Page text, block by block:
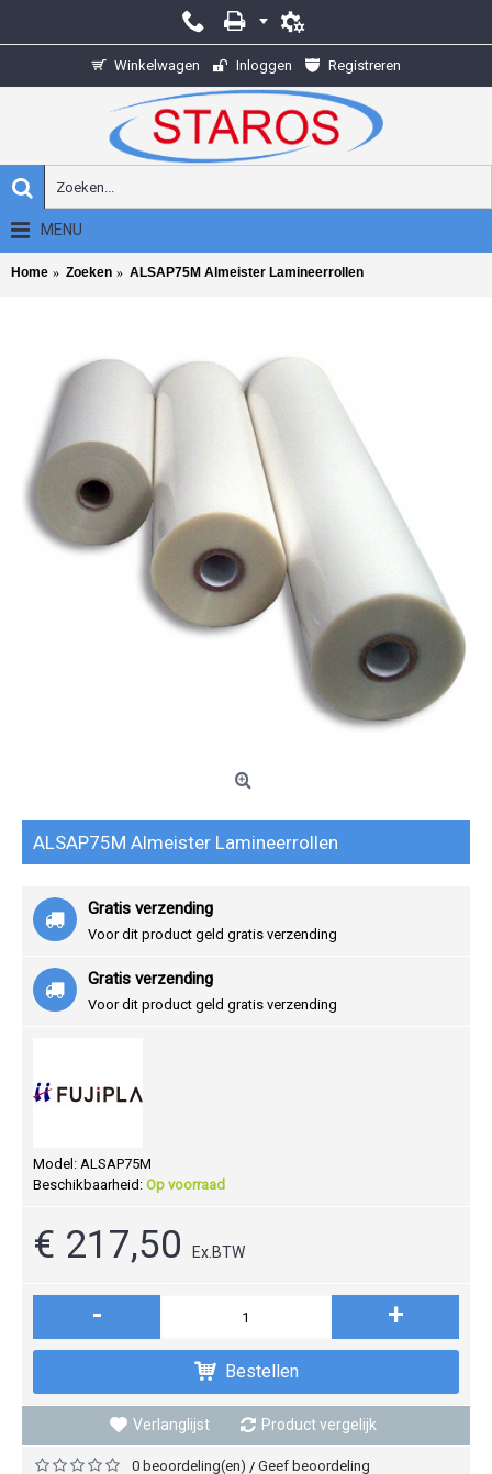
Winkelwagen Inloggen Registreren
MENU
Home Zoeken ALSAP75M Almeister Lamineerrollen
ALSAP75M Almeister Lamineerrollen
Gratis verzending
Voor dit product geld gratis verzending
Gratis verzending
Voor dit product geld gratis verzending
Model: ALSAP75M
Beschikbaarheid: Op voorraad
€ 217,50 Ex.BTW
- +
Bestellen
Verlanglijst Product vergelijk
0 beoordeling(en) / Geef beoordeling